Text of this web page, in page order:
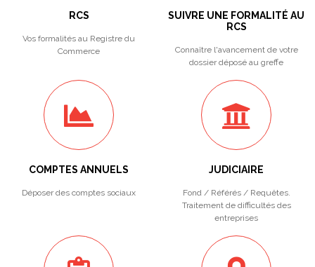
RCS
Vos formalités au Registre du
Commerce
SUIVRE UNE FORMALITÉ AU
RCS
Connaître l'avancement de votre
dossier déposé au greffe
COMPTES ANNUELS
Déposer des comptes sociaux
JUDICIAIRE
Fond / Référés / Requêtes.
Traitement de difficultés des
entreprises